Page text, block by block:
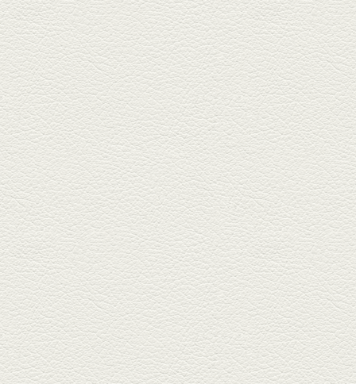
食堂いしばしさん家』は、賑や
かでお...
2026年1月30日放送
焼き餃子＆海老チリ
栄通りの路地奥、隠れ家的な店
『富富飯店 新市街酒家』へ。２
階に...
2026年1月9日放送
酢だこ＆焼ぎょうざ
健軍で人吉の有名店のぎょうざ
を！『松龍軒健軍店』で、味わ
いの刻...
2025年12月19日放送
おばんざい三種盛＆麻婆
豆腐
東区月出『中華酒場アガレヤ』
は、スパイスが効いた一味違う
中華が...
2025年11月28日放送
ごま鯛＆牛すじ大根